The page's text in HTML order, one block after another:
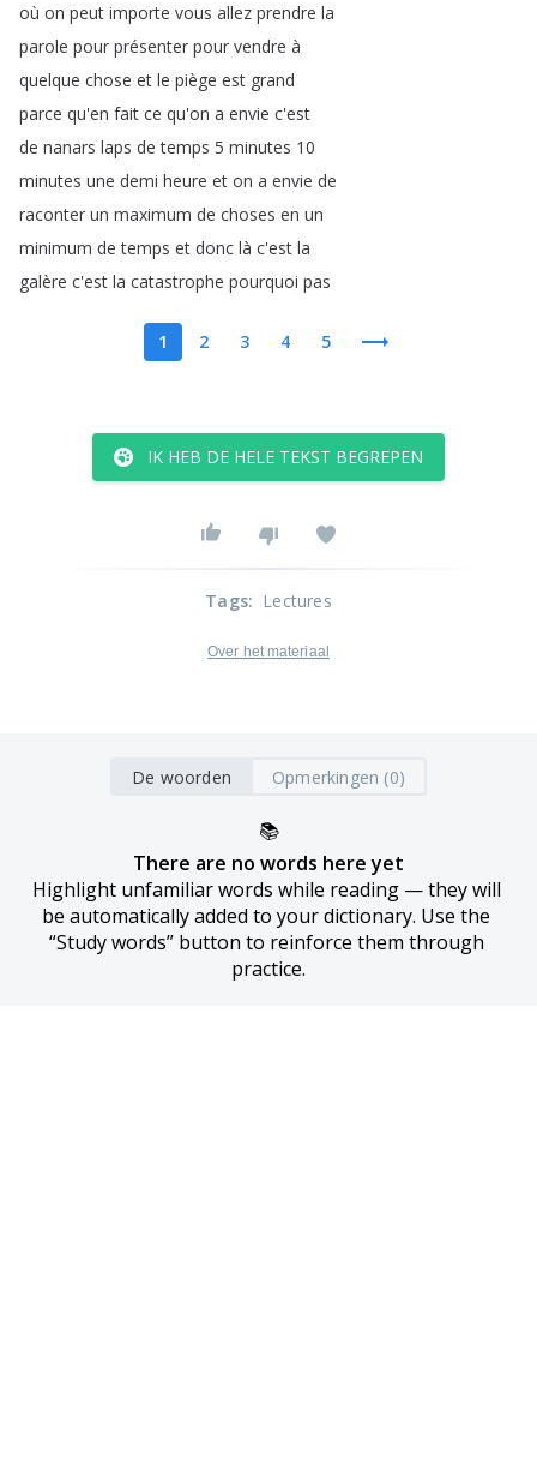
où on peut importe vous allez prendre la
parole pour présenter pour vendre à
quelque chose et le piège est grand
parce qu'en fait ce qu'on a envie c'est
de nanars laps de temps 5 minutes 10
minutes une demi heure et on a envie de
raconter un maximum de choses en un
minimum de temps et donc là c'est la
galère c'est la catastrophe pourquoi pas
1 2 3 4 5
IK HEB DE HELE TEKST BEGREPEN
Tags: Lectures
Over het materiaal
De woorden Opmerkingen (0)
📚
There are no words here yet
Highlight unfamiliar words while reading — they will
be automatically added to your dictionary. Use the
“Study words” button to reinforce them through
practice.